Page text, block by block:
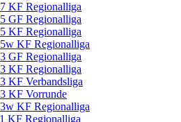
KF Regionalliga
GF Regionalliga
KF Regionalliga
KF Regionalliga
GF Regionalliga
KF Regionalliga
KF Verbandsliga
KF Vorrunde
KF Regionalliga
KF Regionalliga